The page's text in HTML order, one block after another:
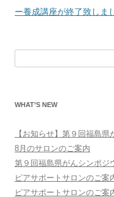
稿
ン
ー養成講座が終了致しま
索:
WHAT’S NEW
【お知らせ】第９回福島県
8月のサロンのご案内
第９回福島県がんシンポジ
ピアサポートサロンのご案
ピアサポートサロンのご案